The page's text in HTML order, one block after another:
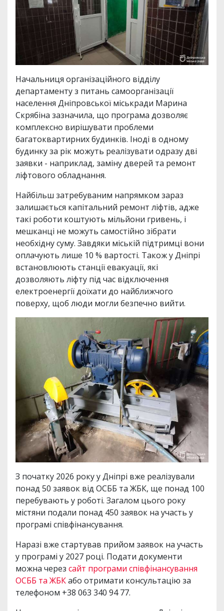
Начальниця організаційного відділу
департаменту з питань самоорганізації
населення Дніпровської міськради Марина
Скрябіна зазначила, що програма дозволяє
комплексно вирішувати проблеми
багатоквартирних будинків. Іноді в одному
будинку за рік можуть реалізувати одразу дві
заявки - наприклад, заміну дверей та ремонт
ліфтового обладнання.
Найбільш затребуваним напрямком зараз
залишається капітальний ремонт ліфтів, адже
такі роботи коштують мільйони гривень, і
мешканці не можуть самостійно зібрати
необхідну суму. Завдяки міській підтримці вони
оплачують лише 10 % вартості. Також у Дніпрі
встановлюють станції евакуації, які
дозволяють ліфту під час відключення
електроенергії доїхати до найближчого
поверху, щоб люди могли безпечно вийти.
З початку 2026 року у Дніпрі вже реалізували
понад 50 заявок від ОСББ та ЖБК, ще понад 100
перебувають у роботі. Загалом цього року
містяни подали понад 450 заявок на участь у
програмі співфінансування.
Наразі вже стартував прийом заявок на участь
у програмі у 2027 році. Подати документи
можна через сайт програми співфінансування
ОСББ та ЖБКабо отримати консультацію за
телефоном +38 063 340 94 77.